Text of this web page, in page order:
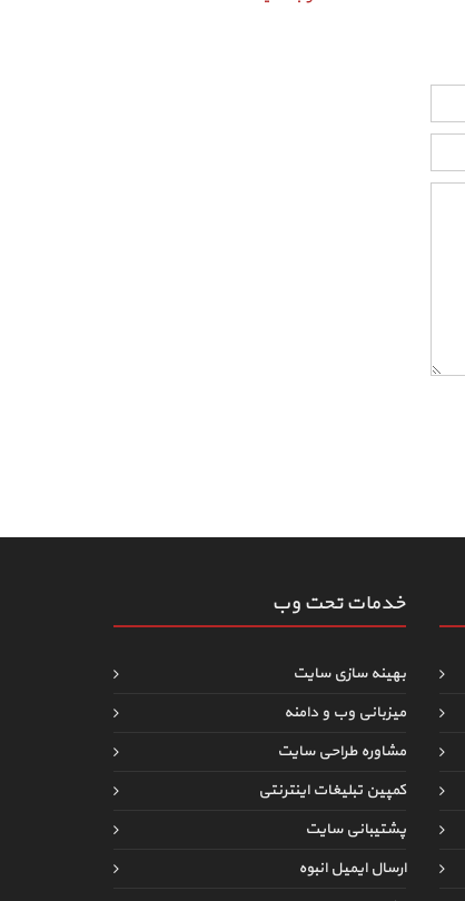
خدمات تحت وب
بهینه سازی سایت
میزبانی وب و دامنه
مشاوره طراحی سایت
کمپین تبلیغات اینترنتی
پشتیبانی سایت
ارسال ایمیل انبوه